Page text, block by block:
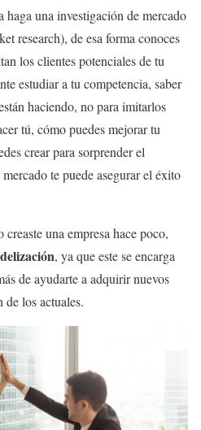
haga una investigación de mercado
research), de esa forma conoces
los clientes potenciales de tu
estudiar a tu competencia, saber
haciendo, no para imitarlos
tú, cómo puedes mejorar tu
crear para sorprender el
te puede asegurar el éxito
una empresa hace poco,
, ya que este se encarga
de ayudarte a adquirir nuevos
de los actuales.